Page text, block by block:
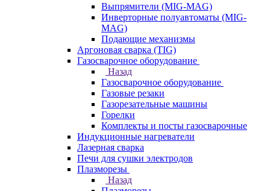
Выпрямители (MIG-MAG)
Инверторные полуавтоматы (MIG-
MAG)
Подающие механизмы
Аргоновая сварка (TIG)
Газосварочное оборудование
Назад
Газосварочное оборудование
Газовые резаки
Газорезательные машины
Горелки
Комплекты и посты газосварочные
Индукционные нагреватели
Лазерная сварка
Печи для сушки электродов
Плазморезы
Назад